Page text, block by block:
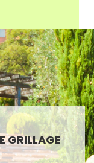
GRILLAGE